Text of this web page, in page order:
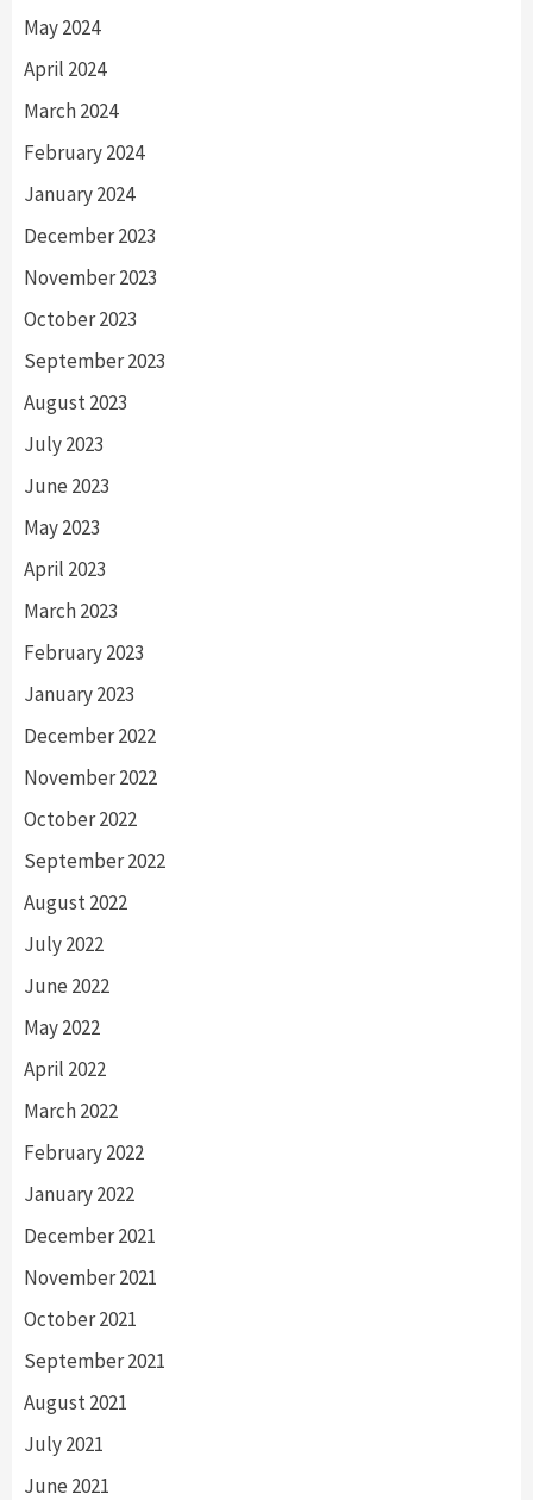
May 2024
April 2024
March 2024
February 2024
January 2024
December 2023
November 2023
October 2023
September 2023
August 2023
July 2023
June 2023
May 2023
April 2023
March 2023
February 2023
January 2023
December 2022
November 2022
October 2022
September 2022
August 2022
July 2022
June 2022
May 2022
April 2022
March 2022
February 2022
January 2022
December 2021
November 2021
October 2021
September 2021
August 2021
July 2021
June 2021